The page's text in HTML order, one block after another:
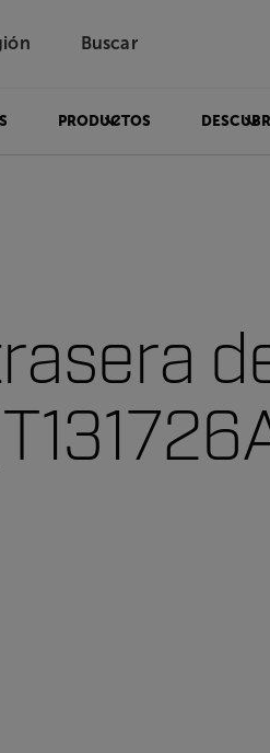
Buscar
PRODUCTOS